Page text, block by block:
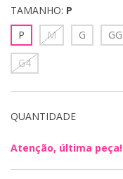
TAMANHO: P
P
M G GG
G4
QUANTIDADE
Atenção, última peça!